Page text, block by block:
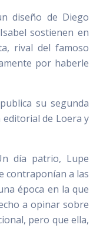
diseño de Diego
sostienen en
rival del famoso
por haberle
su segunda
de Loera y
día patrio, Lupe
contraponían a las
época en la que
a opinar sobre
pero que ella,